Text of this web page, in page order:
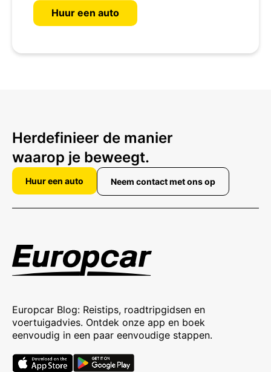
Huur een auto
Herdefinieer de manier
waarop je beweegt.
Huur een auto Neem contact met ons op
Europcar Blog: Reistips, roadtripgidsen en
voertuigadvies. Ontdek onze app en boek
eenvoudig in een paar eenvoudige stappen.